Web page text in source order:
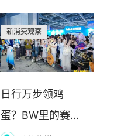
新消费观察
日行万步领鸡
蛋？BW里的赛博